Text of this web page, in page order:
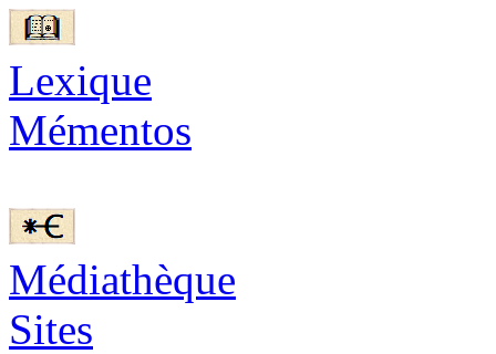
Lexique
Mémentos
Médiathèque
Sites